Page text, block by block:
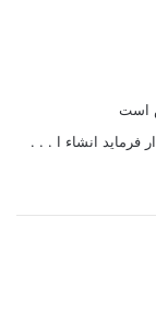
است
فرماید انشاء ا . . .